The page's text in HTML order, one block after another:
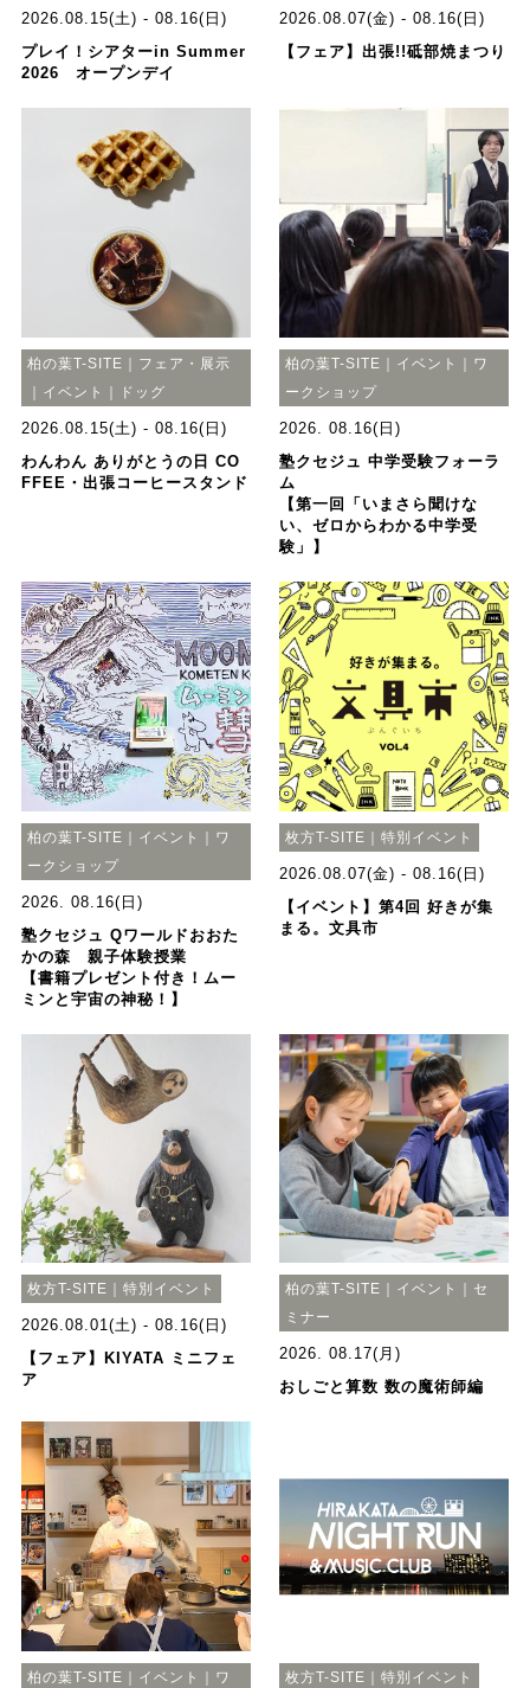
2026.08.15(土) - 08.16(日)
プレイ！シアターin Summer
2026 オープンデイ
2026.08.07(金) - 08.16(日)
【フェア】出張!!砥部焼まつり
柏の葉T-SITE｜フェア・展示
｜イベント｜ドッグ
2026.08.15(土) - 08.16(日)
わんわん ありがとうの日 CO
FFEE・出張コーヒースタンド
柏の葉T-SITE｜イベント｜ワ
ークショップ
2026. 08.16(日)
塾クセジュ 中学受験フォーラ
ム
【第一回「いまさら聞けな
い、ゼロからわかる中学受
験」】
柏の葉T-SITE｜イベント｜ワ
ークショップ
2026. 08.16(日)
塾クセジュ Qワールドおおた
かの森 親子体験授業
【書籍プレゼント付き！ムー
ミンと宇宙の神秘！】
枚方T-SITE｜特別イベント
2026.08.07(金) - 08.16(日)
【イベント】第4回 好きが集
まる。文具市
枚方T-SITE｜特別イベント
2026.08.01(土) - 08.16(日)
【フェア】KIYATA ミニフェ
ア
柏の葉T-SITE｜イベント｜セ
ミナー
2026. 08.17(月)
おしごと算数 数の魔術師編
柏の葉T-SITE｜イベント｜ワ 枚方T-SITE｜特別イベント